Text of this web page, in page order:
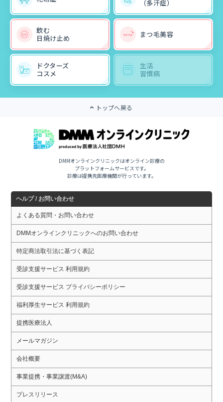
（多汗症）
飲む
日焼け止め
まつ毛美容
ドクターズ
コスメ
生活
習慣病
トップへ戻る
DMMオンラインクリニックはオンライン診療の
プラットフォームサービスです。
診療は提携先医療機関が行っています。
ヘルプ / お問い合わせ
よくある質問・お問い合わせ
DMMオンラインクリニックへのお問い合わせ
特定商法取引法に基づく表記
受診支援サービス 利用規約
受診支援サービス プライバシーポリシー
福利厚生サービス 利用規約
提携医療法人
メールマガジン
会社概要
事業提携・事業譲渡(M&A)
プレスリリース